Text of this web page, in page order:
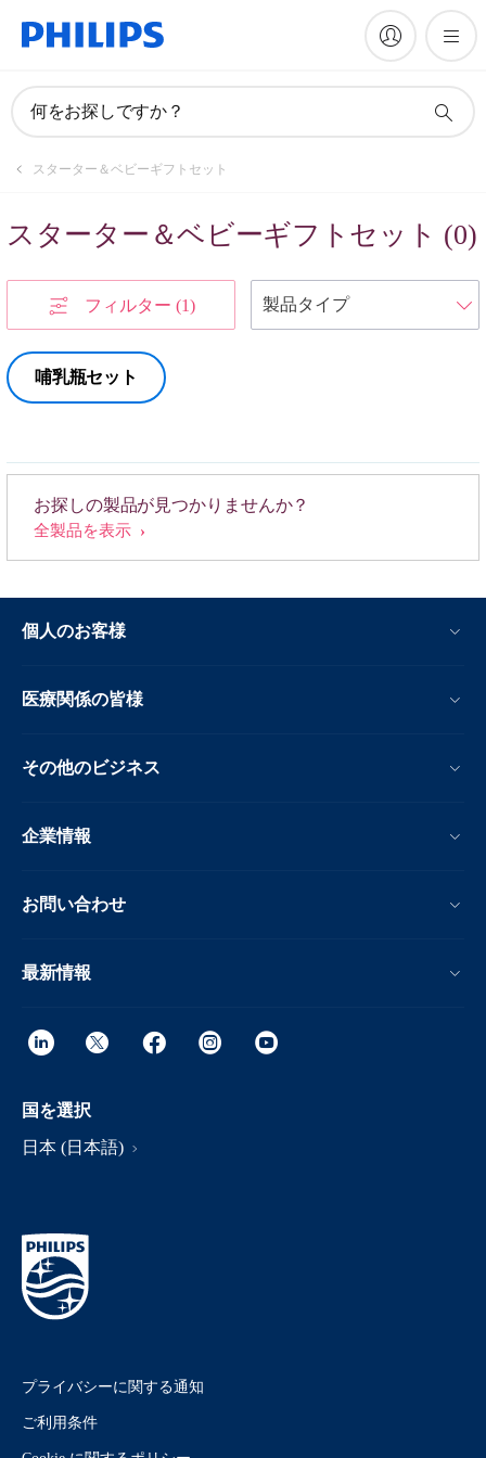
何をお探しですか？
スターター＆ベビーギフトセット
スターター＆ベビーギフトセット (0)
フィルター (1)
哺乳瓶セット
お探しの製品が見つかりませんか？
全製品を表示
個人のお客様
医療関係の皆様
その他のビジネス
企業情報
お問い合わせ
最新情報
国を選択
日本 (日本語)
プライバシーに関する通知
ご利用条件